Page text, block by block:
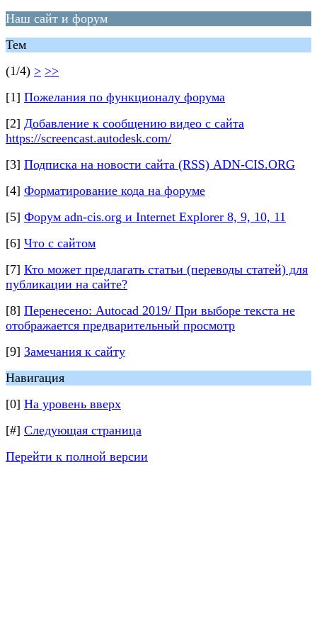
Наш сайт и форум
Тем
(1/4) > >>
[1] Пожелания по функционалу форума
[2] Добавление к сообщению видео с сайта
https://screencast.autodesk.com/
[3] Подписка на новости сайта (RSS) ADN-CIS.ORG
[4] Форматирование кода на форуме
[5] Форум adn-cis.org и Internet Explorer 8, 9, 10, 11
[6] Что с сайтом
[7] Кто может предлагать статьи (переводы статей) для
публикации на сайте?
[8] Перенесено: Autocad 2019/ При выборе текста не
отображается предварительный просмотр
[9] Замечания к сайту
Навигация
[0] На уровень вверх
[#] Следующая страница
Перейти к полной версии